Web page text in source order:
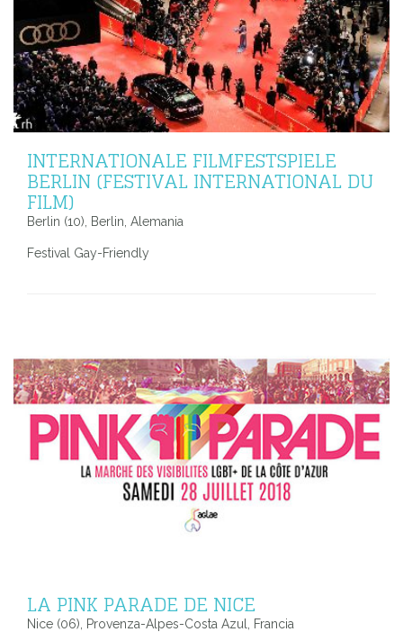
INTERNATIONALE FILMFESTSPIELE
BERLIN (FESTIVAL INTERNATIONAL DU
FILM)
Berlin (10), Berlin, Alemania
Festival Gay-Friendly
LA PINK PARADE DE NICE
Nice (06), Provenza-Alpes-Costa Azul, Francia